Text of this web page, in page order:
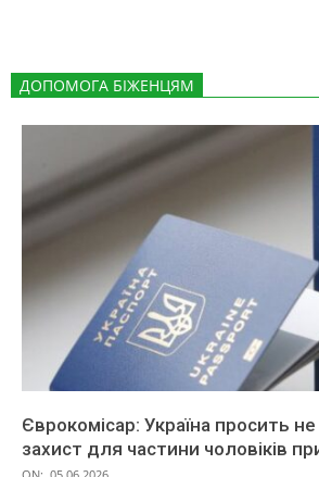
ДОПОМОГА БІЖЕНЦЯМ
Єврокомісар: Україна просить
захист для частини чоловіків